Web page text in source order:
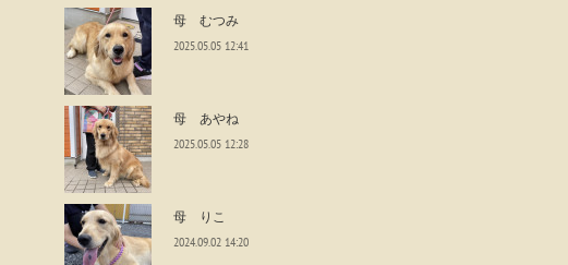
母 むつみ
2025.05.05 12:41
母 あやね
2025.05.05 12:28
母 りこ
2024.09.02 14:20